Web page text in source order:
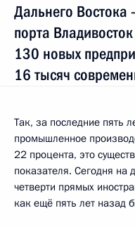
Дальнего Востока
порта
130 новых
16 тысяч
Так, за последние пять
промышленное
22 процента, это
показателя. Сегодня на
четверти прямых
как ещё пять лет назад